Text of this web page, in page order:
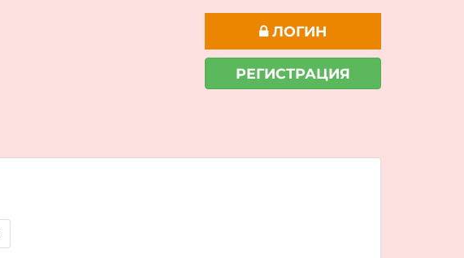
ЛОГИН
РЕГИСТРАЦИЯ